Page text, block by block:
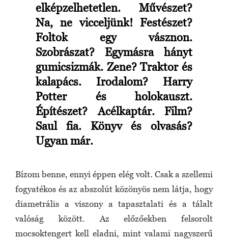
elképzelhetetlen. Művészet?
Na, ne vicceljünk! Festészet?
Foltok egy vásznon.
Szobrászat? Egymásra hányt
gumicsizmák. Zene? Traktor és
kalapács. Irodalom? Harry
Potter és holokauszt.
Építészet? Acélkaptár. Film?
Saul fia. Könyv és olvasás?
Ugyan már.
Bízom benne, ennyi éppen elég volt. Csak a szellemi
fogyatékos és az abszolút közönyös nem látja, hogy
diametrális a viszony a tapasztalati és a tálalt
valóság között. Az előzőekben felsorolt
mocsoktengert kell eladni, mint valami nagyszerű